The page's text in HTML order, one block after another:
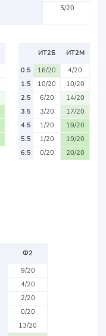
5/20
ИТ2Б
ИТ2М
0.5
16/20
4/20
1.5
10/20
10/20
2.5
6/20
14/20
3.5
3/20
17/20
4.5
1/20
19/20
5.5
1/20
19/20
6.5
0/20 20/20
Ф2
9/20
4/20
2/20
0/20
13/20